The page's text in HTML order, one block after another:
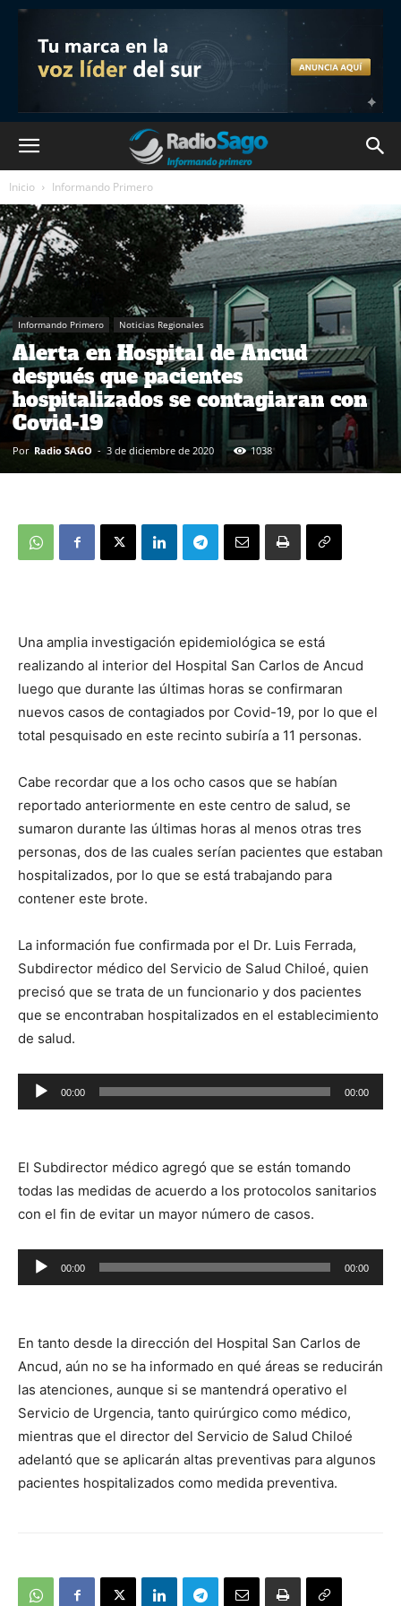
Inicio Informando Primero
Informando Primero Noticias Regionales
Alerta en Hospital de Ancud
después que pacientes
hospitalizados se contagiaran con
Covid-19
Por Radio SAGO - 3 de diciembre de 2020 1038
Una amplia investigación epidemiológica se está
realizando al interior del Hospital San Carlos de Ancud
luego que durante las últimas horas se confirmaran
nuevos casos de contagiados por Covid-19, por lo que el
total pesquisado en este recinto subiría a 11 personas.
Cabe recordar que a los ocho casos que se habían
reportado anteriormente en este centro de salud, se
sumaron durante las últimas horas al menos otras tres
personas, dos de las cuales serían pacientes que estaban
hospitalizados, por lo que se está trabajando para
contener este brote.
La información fue confirmada por el Dr. Luis Ferrada,
Subdirector médico del Servicio de Salud Chiloé, quien
precisó que se trata de un funcionario y dos pacientes
que se encontraban hospitalizados en el establecimiento
de salud.
Reproductor
de
00:00 00:00
El Subdirector médico agregó que se están tomando
todas las medidas de acuerdo a los protocolos sanitarios
con el fin de evitar un mayor número de casos.
Reproductor
de
00:00 00:00
En tanto desde la dirección del Hospital San Carlos de
Ancud, aún no se ha informado en qué áreas se reducirán
las atenciones, aunque si se mantendrá operativo el
Servicio de Urgencia, tanto quirúrgico como médico,
mientras que el director del Servicio de Salud Chiloé
adelantó que se aplicarán altas preventivas para algunos
pacientes hospitalizados como medida preventiva.